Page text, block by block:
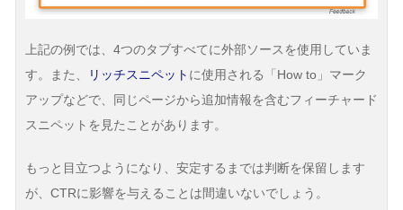
上記の例では、4つのタブすべてに外部ソースを使用していま
す。また、
リッチスニペット に使用される「How to」マーク
アップなどで、同じページから追加情報を含むフィーチャード
スニペットを見たことがあります。
もっと目立つようになり、安定するまでは判断を保留します
が、CTRに影響を与えることは間違いないでしょう。